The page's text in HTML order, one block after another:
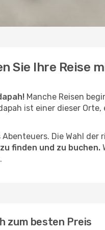
Sie Ihre Reise
Manche Reisen
ist einer dieser
Die Wahl der
finden und zu buchen.
zum besten Preis